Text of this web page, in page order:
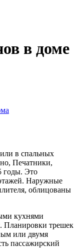
в доме
в спальных
Печатники,
годы. Это
Наружные
облицованы
кухнями
Планировки трешек
или двумя
пассажирский